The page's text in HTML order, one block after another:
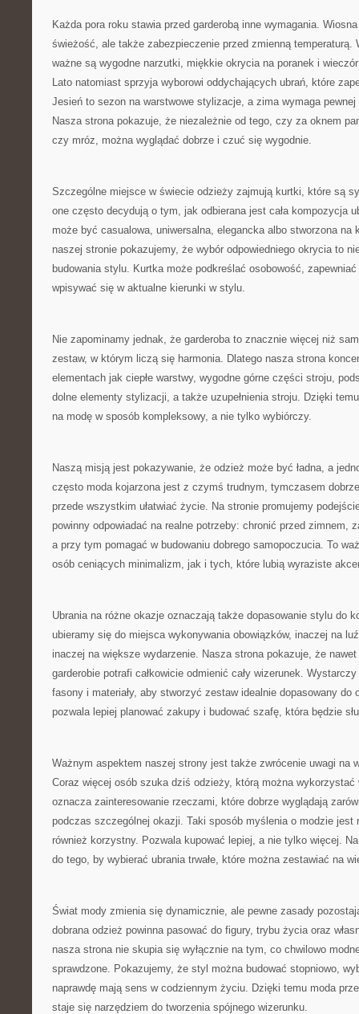
Każda pora roku stawia przed garderobą inne wymagania.
świeżość, ale także zabezpieczenie przed zmienną temperaturą.
ważne są wygodne narzutki, miękkie okrycia na poranek i
Lato natomiast sprzyja wyborowi oddychających ubrań, które
Jesień to sezon na warstwowe stylizacje, a zima wymaga pewnej
Nasza strona pokazuje, że niezależnie od tego, czy za oknem
czy mróz, można wyglądać dobrze i czuć się wygodnie.
Szczególne miejsce w świecie odzieży zajmują kurtki, które są
one często decydują o tym, jak odbierana jest cała kompozycja
może być casualowa, uniwersalna, elegancka albo stworzona na
naszej stronie pokazujemy, że wybór odpowiedniego okrycia to
budowania stylu. Kurtka może podkreślać osobowość,
wpisywać się w aktualne kierunki w stylu.
Nie zapominamy jednak, że garderoba to znacznie więcej niż
zestaw, w którym liczą się harmonia. Dlatego nasza strona
elementach jak ciepłe warstwy, wygodne górne części stroju,
dolne elementy stylizacji, a także uzupełnienia stroju. Dzięki
na modę w sposób kompleksowy, a nie tylko wybiórczy.
Naszą misją jest pokazywanie, że odzież może być ładna, a
często moda kojarzona jest z czymś trudnym, tymczasem
przede wszystkim ułatwiać życie. Na stronie promujemy
powinny odpowiadać na realne potrzeby: chronić przed zimnem,
a przy tym pomagać w budowaniu dobrego samopoczucia. To
osób ceniących minimalizm, jak i tych, które lubią wyraziste
Ubrania na różne okazje oznaczają także dopasowanie stylu do
ubieramy się do miejsca wykonywania obowiązków, inaczej na
inaczej na większe wydarzenie. Nasza strona pokazuje, że
garderobie potrafi całkowicie odmienić cały wizerunek.
fasony i materiały, aby stworzyć zestaw idealnie dopasowany do
pozwala lepiej planować zakupy i budować szafę, która będzie
Ważnym aspektem naszej strony jest także zwrócenie uwagi na
Coraz więcej osób szuka dziś odzieży, którą można
oznacza zainteresowanie rzeczami, które dobrze wyglądają
podczas szczególnej okazji. Taki sposób myślenia o modzie jest
również korzystny. Pozwala kupować lepiej, a nie tylko więcej.
do tego, by wybierać ubrania trwałe, które można zestawiać na
Świat mody zmienia się dynamicznie, ale pewne zasady
dobrana odzież powinna pasować do figury, trybu życia oraz
nasza strona nie skupia się wyłącznie na tym, co chwilowo
sprawdzone. Pokazujemy, że styl można budować stopniowo,
naprawdę mają sens w codziennym życiu. Dzięki temu moda
staje się narzędziem do tworzenia spójnego wizerunku.